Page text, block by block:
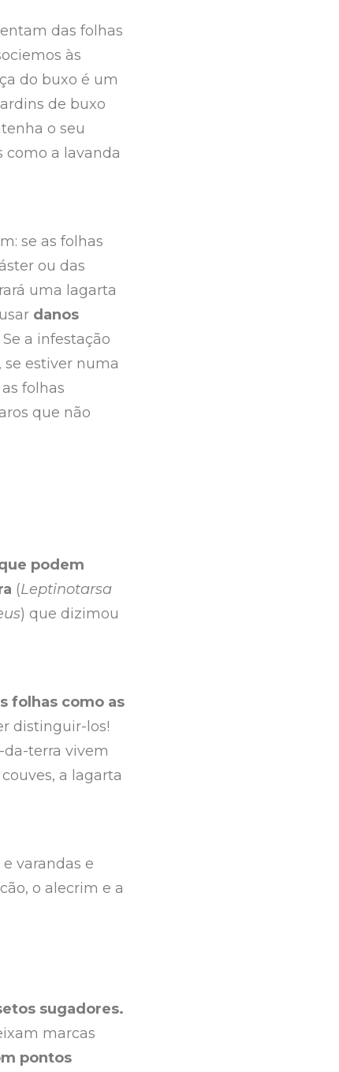
das folhas
às
do buxo é um
de buxo
o seu
como a lavanda
se as folhas
ou das
uma lagarta
danos
a infestação
estiver numa
folhas
que não
podem
(Leptinotarsa
) que dizimou
folhas como as
distinguir-los!
da-terra vivem
a lagarta
varandas e
o alecrim e a
sugadores.
marcas
pontos